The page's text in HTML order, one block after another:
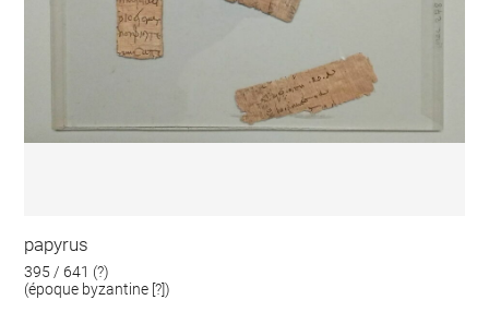
papyrus
395 / 641 (?)
(époque byzantine [?])